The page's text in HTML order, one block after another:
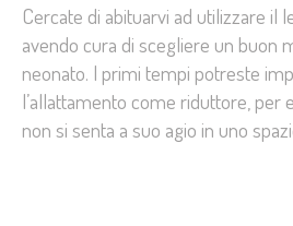
Cercate di abituarvi ad utilizzare il
avendo cura di scegliere un buon
neonato. I primi tempi potreste
l’allattamento come riduttore, per
non si senta a suo agio in uno